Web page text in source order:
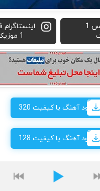
تلگرام فیس 1
1 موزیک
دانلود آهنگ با کیفیت 320
دانلود آهنگ با کیفیت 128